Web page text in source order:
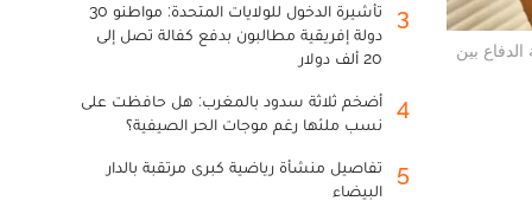
بين
3
تأشيرة الدخول للولايات المتحدة: مواطنو 30
دولة إفريقية مطالبون بدفع كفالة تصل إلى
20 ألف دولار
4
أضخم ثلاثة سدود بالمغرب: هل حافظت على
نسب ملئها رغم موجات الحر الصيفية؟
5
تفاصيل منشأة رياضية كبرى مرتقبة بالدار
البيضاء